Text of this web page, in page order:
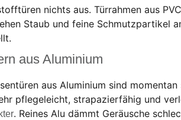
nichts aus. Türrahmen aus
Staub und feine Schmutzpartikel
aus Aluminium
aus Aluminium sind
pflegeleicht, strapazierfähig und
. Reines Alu dämmt Geräusche